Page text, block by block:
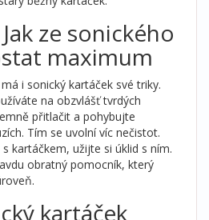
ze sonického
maximum
i sonický kartáček své triky.
na obzvlášť tvrdých
přitlačit a pohybujte
Tím se uvolní víc nečistot.
kartáčkem, užijte si úklid s ním.
obratný pomocník, který
kartáček